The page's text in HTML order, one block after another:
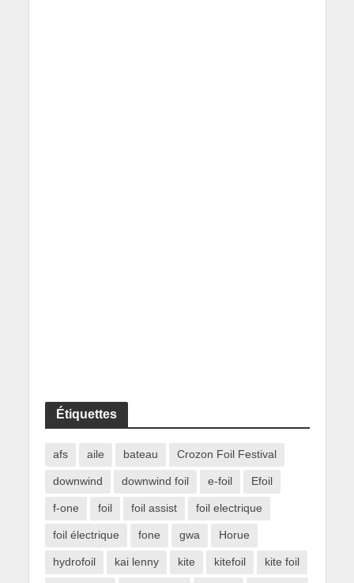
Étiquettes
afs aile bateau Crozon Foil Festival
downwind downwind foil e-foil Efoil
f-one foil foil assist foil electrique
foil électrique fone gwa Horue
hydrofoil kai lenny kite kitefoil kite foil